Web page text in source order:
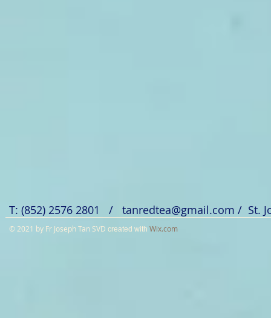
T: (852) 2576 2801 / tanredtea@gmail.com / St.
© 2021 by Fr Joseph Tan SVD created with Wix.com